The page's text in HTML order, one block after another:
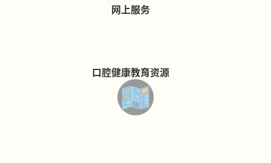
网上服务
口腔健康教育资源